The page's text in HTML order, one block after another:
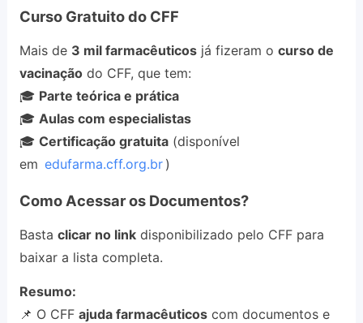
Curso Gratuito do CFF
Mais de 3 mil farmacêuticosjá fizeram o curso de
vacinaçãodo CFF, que tem:
🎓 Parte teórica e prática
🎓 Aulas com especialistas
🎓 Certificação gratuita(disponível
em edufarma.cff.org.br )
Como Acessar os Documentos?
Basta clicar no linkdisponibilizado pelo CFF para
baixar a lista completa.
Resumo:
📌 O CFF ajuda farmacêuticoscom documentos e